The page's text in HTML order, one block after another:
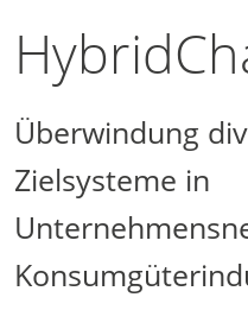
Überwindung
Zielsysteme in